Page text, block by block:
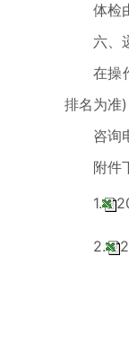
体检由
六、
在操作
排名为准)
咨询电
附件下
1.
2.